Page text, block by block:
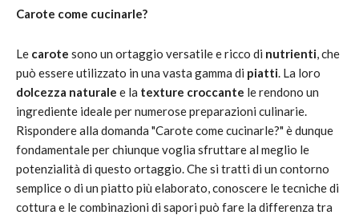
Carote come cucinarle?
Le carote sono un ortaggio versatile e ricco di nutrienti, che
può essere utilizzato in una vasta gamma di piatti. La loro
dolcezza naturale e la texture croccante le rendono un
ingrediente ideale per numerose preparazioni culinarie.
Rispondere alla domanda "Carote come cucinarle?" è dunque
fondamentale per chiunque voglia sfruttare al meglio le
potenzialità di questo ortaggio. Che si tratti di un contorno
semplice o di un piatto più elaborato, conoscere le tecniche di
cottura e le combinazioni di sapori può fare la differenza tra